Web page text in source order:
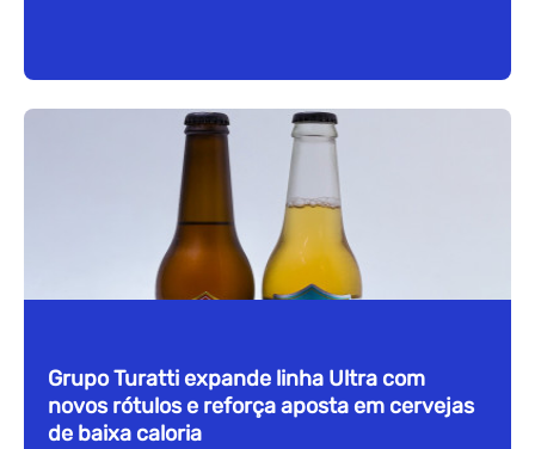
Grupo Turatti expande linha Ultra com
novos rótulos e reforça aposta em cervejas
de baixa caloria